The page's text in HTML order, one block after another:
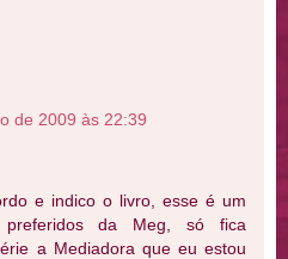
de 2009 às 22:39
e indico o livro, esse é um
da Meg, só fica
a Mediadora que eu estou